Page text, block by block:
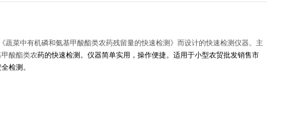
菜中有机磷和氨基甲酸酯类农药残留量的快速检测》而设计的快速检测仪器。主
酸酯类农药的快速检测。仪器简单实用，操作便捷。适用于小型农贸批发销售市
检测。